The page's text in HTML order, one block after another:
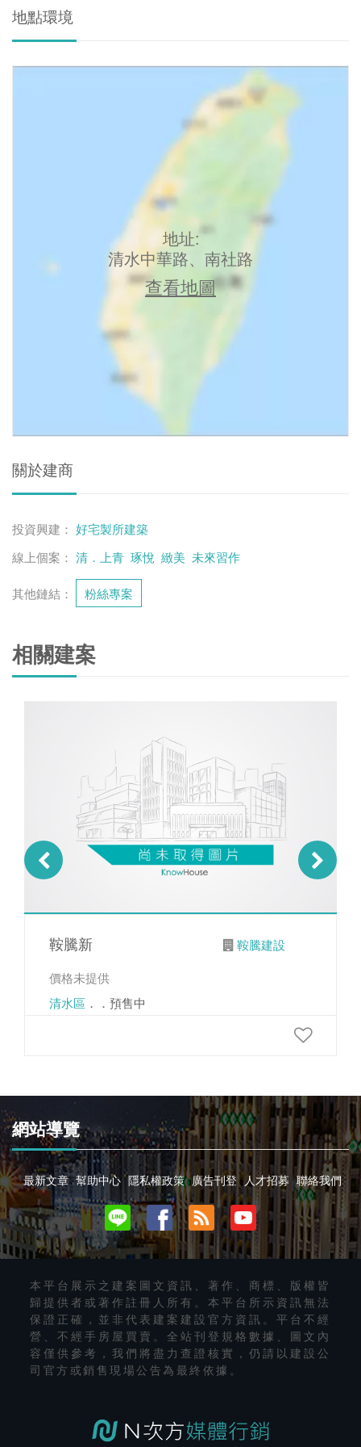
地點環境
地址:
清水中華路、南社路
查看地圖
關於建商
投資興建： 好宅製所建築
線上個案： 清．上青 琢悅 緻美 未來習作
其他鏈結： 粉絲專案
相關建案
鞍騰新
鞍騰建設
價格未提供
清水區 ．．預售中
網站導覽
最新文章 幫助中心 隱私權政策 廣告刊登 人才招募 聯絡我們
本平台展示之建案圖文資訊、著作、商標、版權皆
歸提供者或著作註冊人所有。本平台所示資訊無法
保證正確，並非代表建案建設官方資訊。平台不經
營、不經手房屋買賣。全站刊登規格數據、圖文內
容僅供參考，我們將盡力查證核實，仍請以建設公
司官方或銷售現場公告為最終依據。